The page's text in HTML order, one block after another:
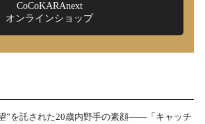
CoCoKARAnext
オンラインショップ
”を託された20歳内野手の素顔――「キャッチ